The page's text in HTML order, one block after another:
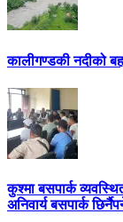
कालीगण्डकी नदीको
कुश्मा बसपार्क
अनिवार्य बसपार्क